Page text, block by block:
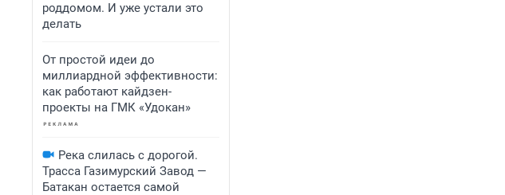
роддомом. И уже устали это
делать
От простой идеи до
миллиардной эффективности:
как работают кайдзен-
проекты на ГМК «Удокан»
Река слилась с дорогой.
Трасса Газимурский Завод —
Батакан остается самой